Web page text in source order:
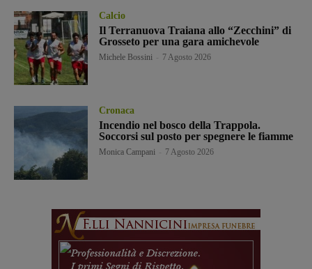
Calcio
Il Terranuova Traiana allo “Zecchini” di
Grosseto per una gara amichevole
Michele Bossini 7 Agosto 2026
Cronaca
Incendio nel bosco della Trappola.
Soccorsi sul posto per spegnere le fiamme
Monica Campani 7 Agosto 2026